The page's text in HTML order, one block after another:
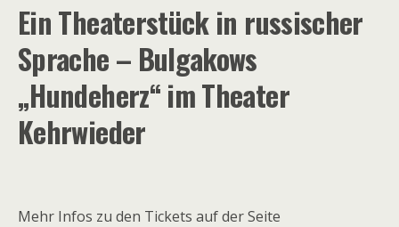
Ein Theaterstück in russischer
Sprache – Bulgakows
„Hundeherz“ im Theater
Kehrwieder
Mehr Infos zu den Tickets auf der Seite